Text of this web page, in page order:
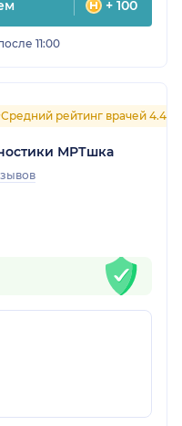
+ 100
11:00
Средний рейтинг врачей 4.4
МРТшка